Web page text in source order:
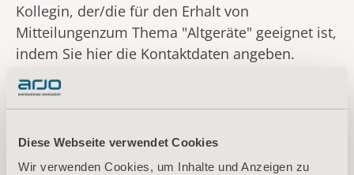
Diese Webseite verwendet Cookies
Wir verwenden Cookies, um Inhalte und Anzeigen zu
Kollegin, der/die für den Erhalt von
Mitteilungenzum Thema "Altgeräte" geeignet ist,
indem Sie hier die Kontaktdaten angeben.